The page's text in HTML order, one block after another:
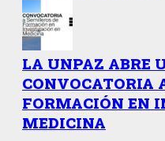
LA UNPAZ ABRE
CONVOCATORIA
FORMACIÓN EN
MEDICINA